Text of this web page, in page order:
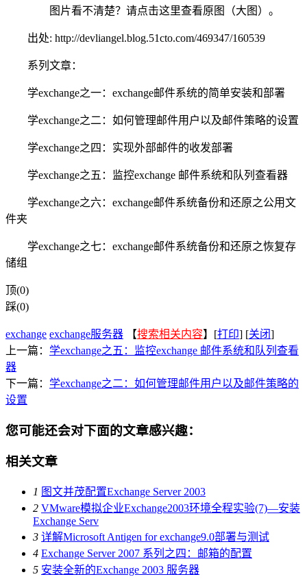
图片看不清楚？请点击这里查看原图（大图）。
出处: http://devliangel.blog.51cto.com/469347/160539
系列文章：
学exchange之一：exchange邮件系统的简单安装和部署
学exchange之二：如何管理邮件用户以及邮件策略的设置
学exchange之四：实现外部邮件的收发部署
学exchange之五：监控exchange 邮件系统和队列查看器
学exchange之六：exchange邮件系统备份和还原之公用文
件夹
学exchange之七：exchange邮件系统备份和还原之恢复存
储组
顶(0)
踩(0)
exchange exchange服务器 【搜索相关内容】[打印] [关闭]
上一篇： 学exchange之五：监控exchange 邮件系统和队列查看
器
下一篇： 学exchange之二：如何管理邮件用户以及邮件策略的
设置
您可能还会对下面的文章感兴趣：
相关文章
1 图文并茂配置Exchange Server 2003
2 VMware模拟企业Exchange2003环境全程实验(7)—安装
Exchange Serv
3 详解Microsoft Antigen for exchange9.0部署与测试
4 Exchange Server 2007 系列之四：邮箱的配置
5 安装全新的Exchange 2003 服务器